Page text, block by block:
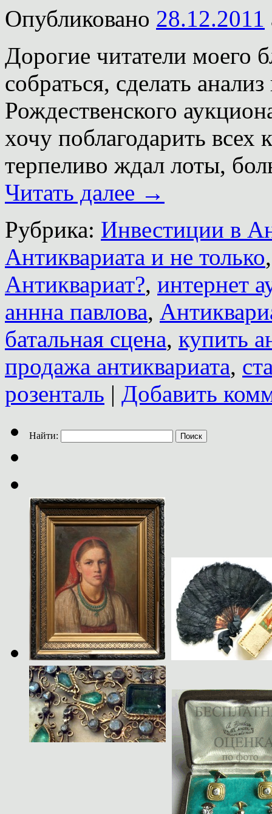
Опубликовано 28.12.2011
Дорогие читатели моего
собраться, сделать
Рождественского
хочу поблагодарить всех
терпеливо ждал лоты,
Читать далее →
Рубрика: Инвестиции в
Антиквариата и не только
Антиквариат?, интернет
аннна павлова,
батальная сцена, купить
продажа антиквариата,
розенталь | Добавить
Найти: